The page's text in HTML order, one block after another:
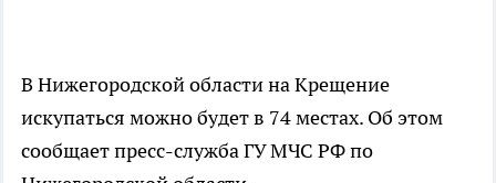
В Нижегородской области на Крещение
искупаться можно будет в 74 местах. Об этом
сообщает пресс-служба ГУ МЧС РФ по